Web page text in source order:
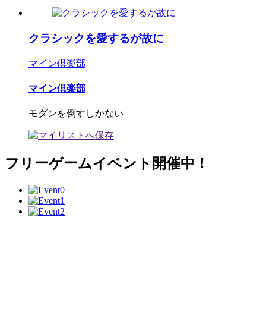
クラシックを愛するが故に
マイン倶楽部
マイン倶楽部
モダンを倒すしかない
フリーゲームイベント開催中！